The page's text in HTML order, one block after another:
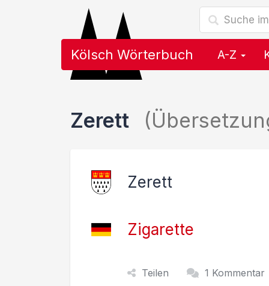
Kölsch Wörterbuch A-Z
Zerett
Zerett
Zigarette
Teilen 1 Kommentar